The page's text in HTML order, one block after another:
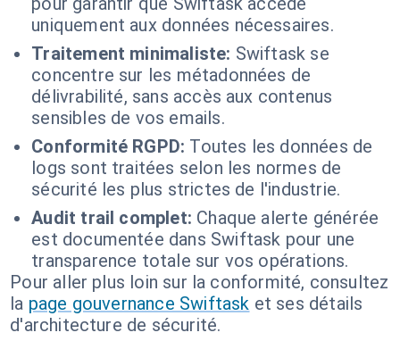
uniquement aux données nécessaires.
Traitement minimaliste: Swiftask se
concentre sur les métadonnées de
délivrabilité, sans accès aux contenus
sensibles de vos emails.
Conformité RGPD: Toutes les données de
logs sont traitées selon les normes de
sécurité les plus strictes de l'industrie.
Audit trail complet: Chaque alerte générée
est documentée dans Swiftask pour une
transparence totale sur vos opérations.
Pour aller plus loin sur la conformité, consultez
la page gouvernance Swiftask et ses détails
d'architecture de sécurité.